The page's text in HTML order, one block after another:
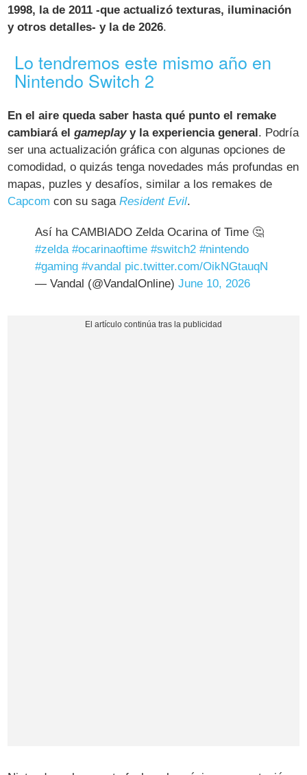
1998, la de 2011 -que actualizó texturas, iluminación
y otros detalles- y la de 2026.
Lo tendremos este mismo año en
Nintendo Switch 2
En el aire queda saber hasta qué punto el remake
cambiará elgameplayy la experiencia general. Podría
ser una actualización gráfica con algunas opciones de
comodidad, o quizás tenga novedades más profundas en
mapas, puzles y desafíos, similar a los remakes de
Capcom con su sagaResident Evil.
Así ha CAMBIADO Zelda Ocarina of Time 🤔
#zelda #ocarinaoftime #switch2 #nintendo
#gaming #vandal pic.twitter.com/OikNGtauqN
— Vandal (@VandalOnline)June 10, 2026